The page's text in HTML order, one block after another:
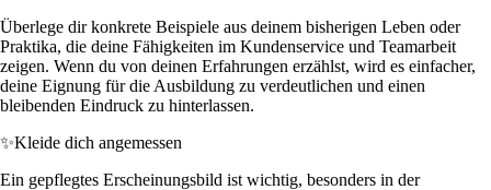
Überlege dir konkrete Beispiele aus deinem bisherigen Leben oder
Praktika, die deine Fähigkeiten im Kundenservice und Teamarbeit
zeigen. Wenn du von deinen Erfahrungen erzählst, wird es einfacher,
deine Eignung für die Ausbildung zu verdeutlichen und einen
bleibenden Eindruck zu hinterlassen.
✨Kleide dich angemessen
Ein gepflegtes Erscheinungsbild ist wichtig, besonders in der